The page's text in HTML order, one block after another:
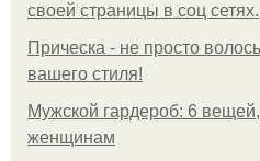
своей страницы в соц сетях.
Прическа - не просто
вашего стиля!
Мужской гардероб: 6
женщинам